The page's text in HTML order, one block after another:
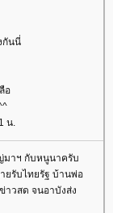
กันนี่
อ
น.
มาฯ กับหนูนาครับ
ยรับไทยรัฐ บ้านพ่อ
วสด จนอาบังส่ง